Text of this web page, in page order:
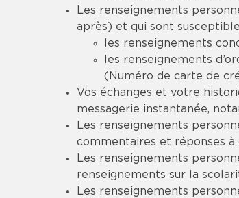
Les renseignements
après) et qui sont
les renseignements
les renseignements
(Numéro de carte de
Vos échanges et votre
messagerie instantanée,
Les renseignements
commentaires et réponses à
Les renseignements
renseignements sur la
Les renseignements